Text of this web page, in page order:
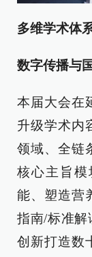
多维学术体
数字传播与
本届大会在
升级学术内
领域、全链
核心主旨
能、塑造营
指南/标准解
创新打造数